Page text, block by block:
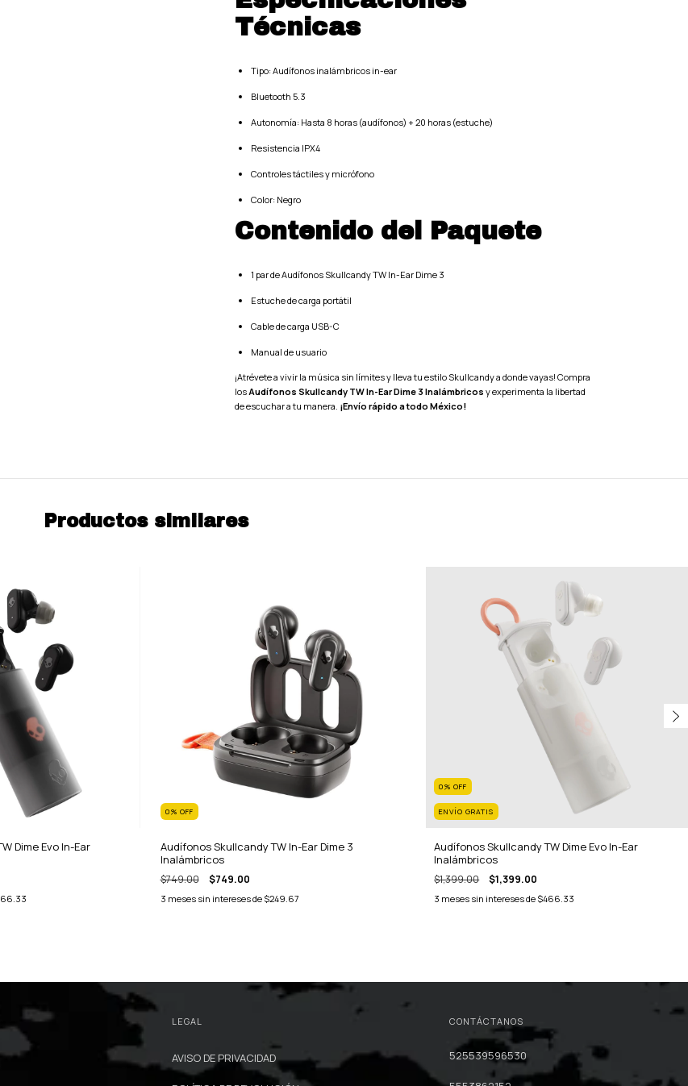
Técnicas
Tipo: Audífonos inalámbricos in-ear
Bluetooth 5.3
Autonomía: Hasta 8 horas (audífonos) + 20 horas (estuche)
Resistencia IPX4
Controles táctiles y micrófono
Color: Negro
Contenido del Paquete
1 par de Audífonos Skullcandy TW In-Ear Dime 3
Estuche de carga portátil
Cable de carga USB-C
Manual de usuario
¡Atrévete a vivir la música sin límites y lleva tu estilo Skullcandy a donde vayas! Compra
los Audífonos Skullcandy TW In-Ear Dime 3 Inalámbricos y experimenta la libertad
de escuchar a tu manera. ¡Envío rápido a todo México!
Productos similares
Dime Evo In-Ear
0% OFF
Audífonos Skullcandy TW In-Ear Dime 3
Inalámbricos
$749.00 $749.00
3 meses sin intereses de $249.67
0%OFF
ENVÍO GRATIS
Audífonos Skullcandy TW Dime Evo In-Ear
Inalámbricos
$1,399.00 $1,399.00
3 meses sin intereses de $466.33
LEGAL
AVISO DE PRIVACIDAD
CONTÁCTANOS
525539596530